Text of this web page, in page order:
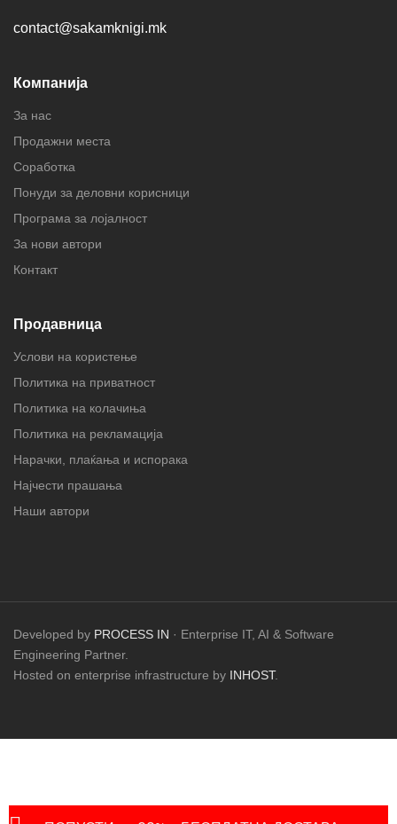
contact@sakamknigi.mk
Компанија
За нас
Продажни места
Соработка
Понуди за деловни корисници
Програма за лојалност
За нови автори
Контакт
Продавница
Услови на користење
Политика на приватност
Политика на колачиња
Политика на рекламација
Нарачки, плаќања и испорака
Најчести прашања
Наши автори
Developed by PROCESS IN · Enterprise IT, AI & Software
Engineering Partner.
Hosted on enterprise infrastructure by INHOST.